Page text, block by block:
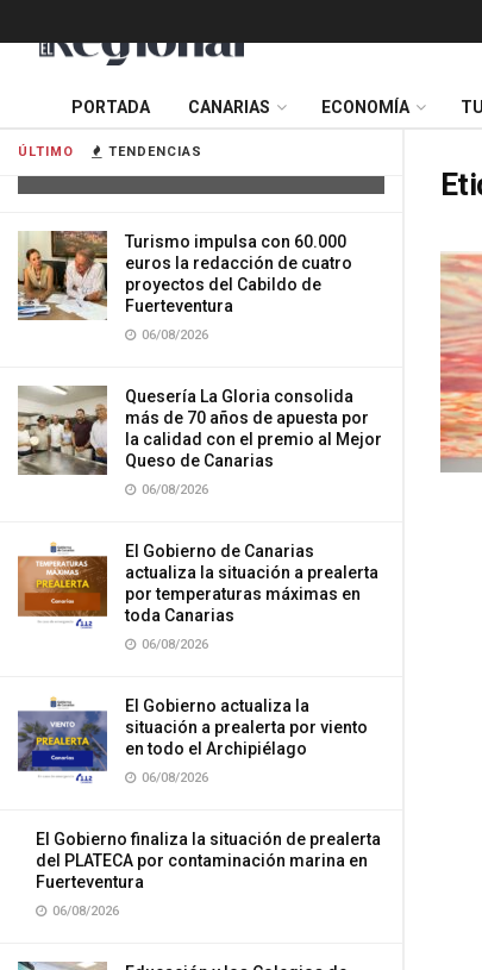
ÚLTIMO TENDENCIAS
la colisión de dos vehículos en
Turismo impulsa con 60.000
euros la redacción de cuatro
proyectos del Cabildo de
Fuerteventura
06/08/2026
Quesería La Gloria consolida
más de 70 años de apuesta por
la calidad con el premio al Mejor
Queso de Canarias
06/08/2026
El Gobierno de Canarias
actualiza la situación a prealerta
por temperaturas máximas en
toda Canarias
06/08/2026
El Gobierno actualiza la
situación a prealerta por viento
en todo el Archipiélago
06/08/2026
El Gobierno finaliza la situación de prealerta
del PLATECA por contaminación marina en
Fuerteventura
06/08/2026
PORTADA CANARIAS ECONOMÍA